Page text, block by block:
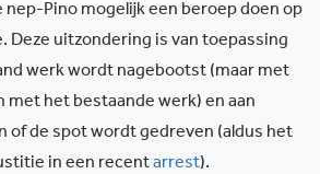
nep-Pino mogelijk een beroep doen op
Deze uitzondering is van toepassing
werk wordt nagebootst (maar met
met het bestaande werk) en aan
of de spot wordt gedreven (aldus het
in een recentarrest).